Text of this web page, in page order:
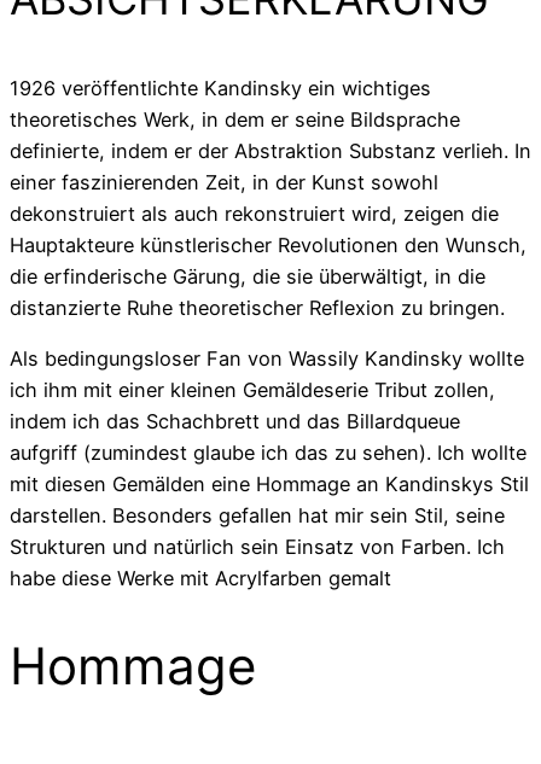
1926 veröffentlichte Kandinsky ein wichtiges
theoretisches Werk, in dem er seine Bildsprache
definierte, indem er der Abstraktion Substanz verlieh. In
einer faszinierenden Zeit, in der Kunst sowohl
dekonstruiert als auch rekonstruiert wird, zeigen die
Hauptakteure künstlerischer Revolutionen den Wunsch,
die erfinderische Gärung, die sie überwältigt, in die
distanzierte Ruhe theoretischer Reflexion zu bringen.
Als bedingungsloser Fan von Wassily Kandinsky wollte
ich ihm mit einer kleinen Gemäldeserie Tribut zollen,
indem ich das Schachbrett und das Billardqueue
aufgriff (zumindest glaube ich das zu sehen). Ich wollte
mit diesen Gemälden eine Hommage an Kandinskys Stil
darstellen. Besonders gefallen hat mir sein Stil, seine
Strukturen und natürlich sein Einsatz von Farben. Ich
habe diese Werke mit Acrylfarben gemalt
Hommage